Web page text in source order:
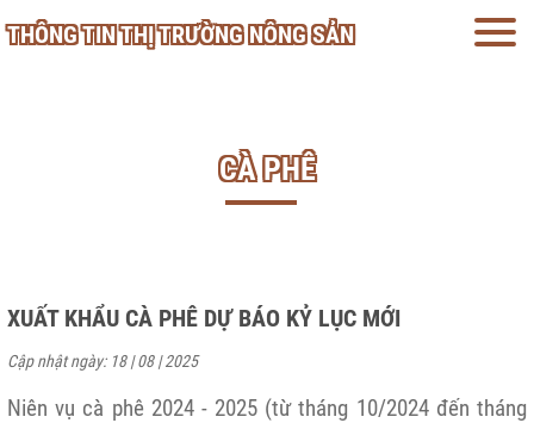
THÔNG TIN THỊ TRƯỜNG NÔNG SẢN
CÀ PHÊ
XUẤT KHẨU CÀ PHÊ DỰ BÁO KỶ LỤC MỚI
Cập nhật ngày: 18 | 08 | 2025
Niên vụ cà phê 2024 - 2025 (từ tháng 10/2024 đến tháng